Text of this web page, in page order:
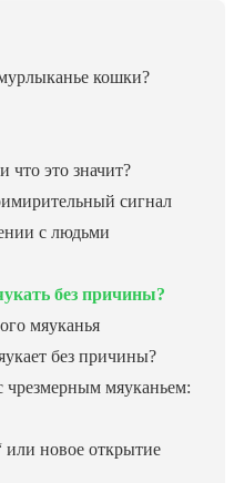
кошки?
это значит?
сигнал
с людьми
без причины?
мяуканья
без причины?
чрезмерным мяуканьем:
или новое открытие